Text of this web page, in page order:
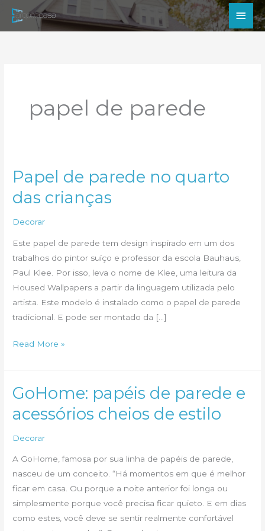
para
papel de parede
Papel de parede no quarto
das crianças
Decorar
Este papel de parede tem design inspirado em um dos
trabalhos do pintor suíço e professor da escola Bauhaus,
Paul Klee. Por isso, leva o nome de Klee, uma leitura da
Housed Wallpapers a partir da linguagem utilizada pelo
artista. Este modelo é instalado como o papel de parede
tradicional. E pode ser montado da […]
Papel
parede
no
das
Read More »
GoHome: papéis de parede e
acessórios cheios de estilo
Decorar
A GoHome, famosa por sua linha de papéis de parede,
nasceu de um conceito. “Há momentos em que é melhor
ficar em casa. Ou porque a noite anterior foi longa ou
simplesmente porque você precisa ficar quieto. E em dias
como estes, você deve se sentir realmente confortável